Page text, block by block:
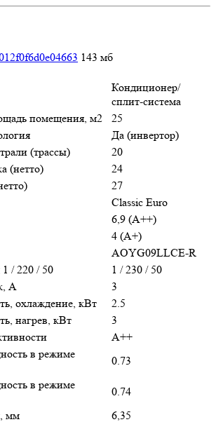
143 мб
Кондиционер/
сплит-система
помещения, м2
25
Да (инвертор)
(трассы)
20
(нетто)
24
27
Classic Euro
6,9 (A++)
4 (A+)
AOYG09LLCE-R
/ 220 / 50
1 / 230 / 50
А
3
охлаждение, кВт
2.5
нагрев, кВт
3
A++
в режиме
0.73
в режиме
0.74
мм
6,35